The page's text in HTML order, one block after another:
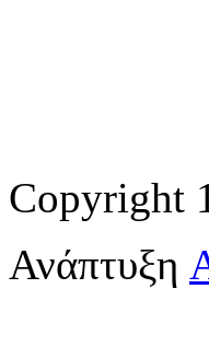
Copyright
Ανάπτυξη